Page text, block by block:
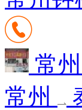
常
常州